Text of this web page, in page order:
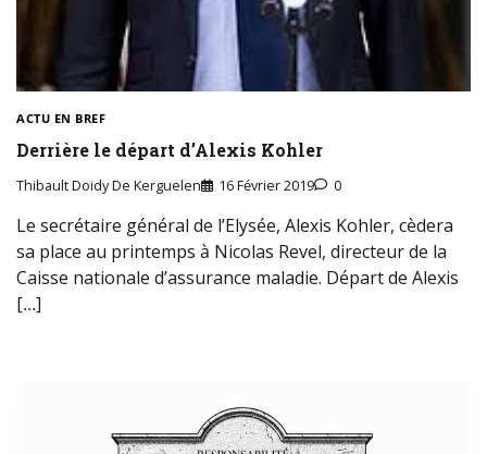
ACTU EN BREF
Derrière le départ d’Alexis Kohler
Thibault Doidy De Kerguelen 16 Février 2019 0
Le secrétaire général de l’Elysée, Alexis Kohler, cèdera
sa place au printemps à Nicolas Revel, directeur de la
Caisse nationale d’assurance maladie. Départ de Alexis
[…]